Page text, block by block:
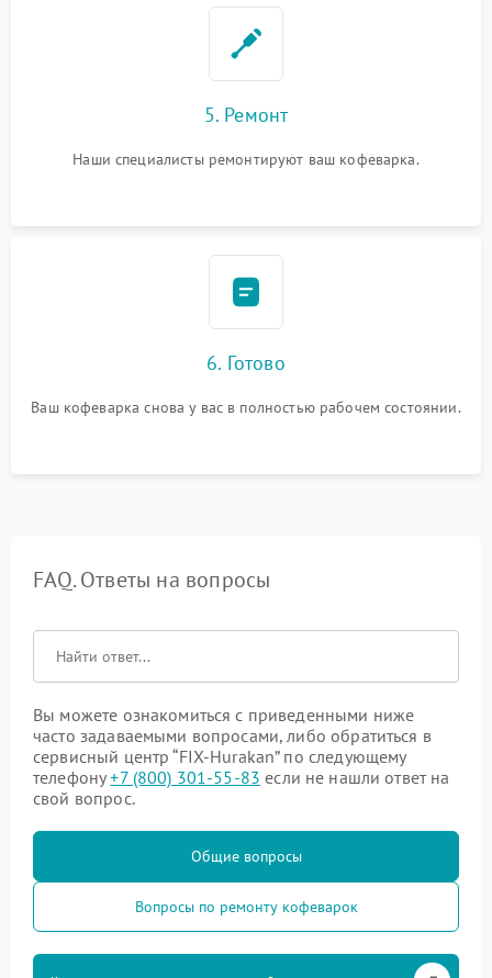
5. Ремонт
Наши специалисты ремонтируют ваш кофеварка.
6. Готово
Ваш кофеварка снова у вас в полностью рабочем состоянии.
FAQ. Ответы на вопросы
Вы можете ознакомиться с приведенными ниже
часто задаваемыми вопросами, либо обратиться в
сервисный центр “FIX-Hurakan” по следующему
телефону+7 (800) 301-55-83 если не нашли ответ на
свой вопрос.
Общие вопросы
Вопросы по ремонту кофеварок